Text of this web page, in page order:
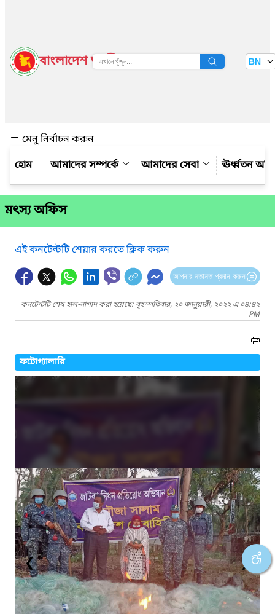
বাংলাদেশ জাতীয় তথ্য বাতায়ন BN
মেনু নির্বাচন করুন
আমাদের সম্পর্কে
আমাদের সেবা ঊর্ধ্বতন
মৎস্য অফিস
এই কনটেন্টটি শেয়ার করতে ক্লিক করুন
আপনার মতামত প্রদান করুন
কনটেন্টটি শেষ হাল-নাগাদ করা হয়েছে: বৃহস্পতিবার, ২০ জানুয়ারী, ২০২২ এ ০৪:৪২
PM
ফটোগ্যালারি
❮ ❯